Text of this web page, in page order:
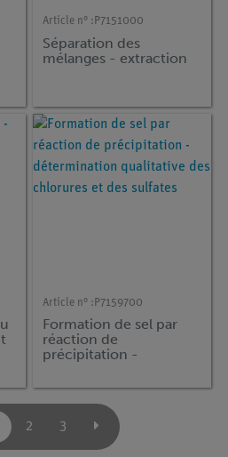
Article n° : P7151000
Séparation des
mélanges - extraction
Article n° : P7159700
Formation de sel par
réaction de
précipitation -
qualitative des
chlorures et des
2 3